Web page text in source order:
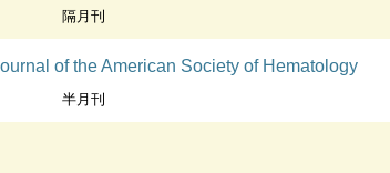
隔月刊
of the American Society of Hematology
半月刊